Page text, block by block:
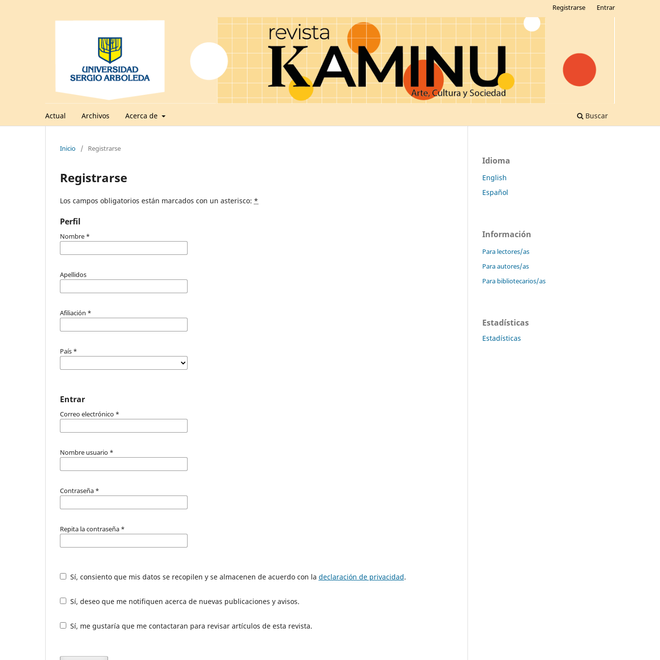
Actual Archivos Acerca de Buscar
Registrarse Entrar
Inicio / Registrarse
Registrarse
Los campos obligatorios están marcados con un asterisco: *
Perfil
Nombre *
Apellidos
Afiliación *
País *
Entrar
Correo electrónico *
Nombre usuario *
Contraseña *
Repita la contraseña *
Sí, consiento que mis datos se recopilen y se almacenen de acuerdo con la declaración de privacidad.
Sí, deseo que me notifiquen acerca de nuevas publicaciones y avisos.
Sí, me gustaría que me contactaran para revisar artículos de esta revista.
Idioma
English
Español
Información
Para lectores/as
Para autores/as
Para bibliotecarios/as
Estadísticas
Estadísticas